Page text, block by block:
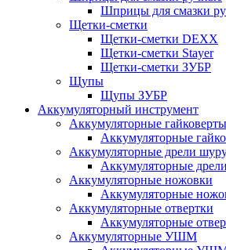
Шприцы для смазки
Щетки-сметки
Щетки-сметки DEXX
Щетки-сметки Stayer
Щетки-сметки ЗУБР
Щупы
Щупы ЗУБР
Аккумуляторный инструмент
Аккумуляторные гайковерты
Аккумуляторные
Аккумуляторные дрели
Аккумуляторные
Аккумуляторные ножовки
Аккумуляторные
Аккумуляторные отвертки
Аккумуляторные
Аккумуляторные УШМ